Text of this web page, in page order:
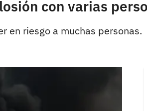
con varias
en riesgo a muchas personas.